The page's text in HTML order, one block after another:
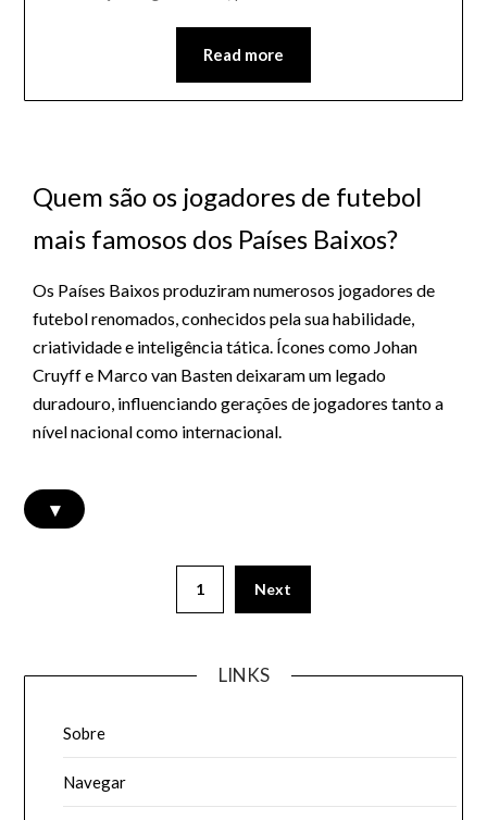
Read more
Quem são os jogadores de futebol
mais famosos dos Países Baixos?
Os Países Baixos produziram numerosos jogadores de
futebol renomados, conhecidos pela sua habilidade,
criatividade e inteligência tática. Ícones como Johan
Cruyff e Marco van Basten deixaram um legado
duradouro, influenciando gerações de jogadores tanto a
nível nacional como internacional.
▾
1 Next
LINKS
Sobre
Navegar